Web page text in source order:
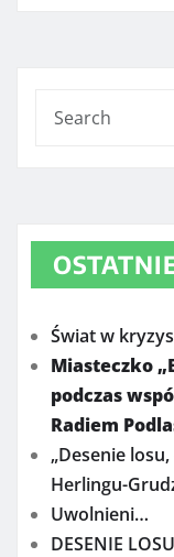
Świat w
Miasteczko
podczas
Radiem
„Desenie
Herlingu-
Uwolnieni…
DESENIE